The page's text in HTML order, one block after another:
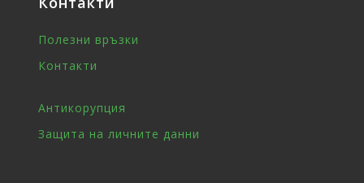
Полезни връзки
Контакти
Антикорупция
Защита на личните данни